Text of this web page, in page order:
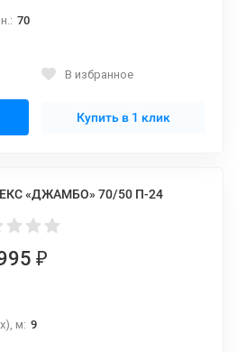
70
В избранное
Купить в 1 клик
«ДЖАМБО» 70/50 П-24
₽
м: 9